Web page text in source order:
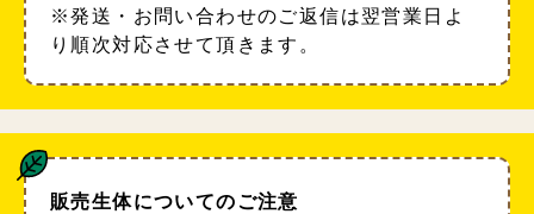
※発送・お問い合わせのご返信は翌営業日よ
り順次対応させて頂きます。
販売生体についてのご注意